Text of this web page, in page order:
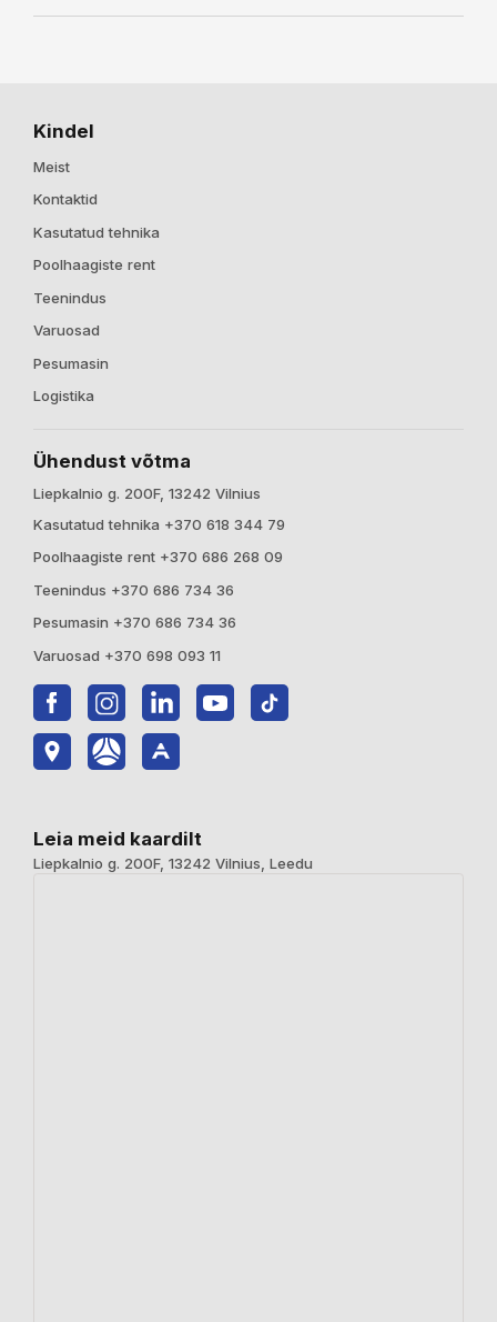
Kindel
Meist
Kontaktid
Kasutatud tehnika
Poolhaagiste rent
Teenindus
Varuosad
Pesumasin
Logistika
Ühendust võtma
Liepkalnio g. 200F, 13242 Vilnius
Kasutatud tehnika +370 618 344 79
Poolhaagiste rent +370 686 268 09
Teenindus +370 686 734 36
Pesumasin +370 686 734 36
Varuosad +370 698 093 11
Leia meid kaardilt
Liepkalnio g. 200F, 13242 Vilnius, Leedu